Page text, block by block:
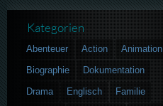
Kategorien
Abenteuer Action
Animation
Biographie
Dokumentation
Drama
Englisch
Familie